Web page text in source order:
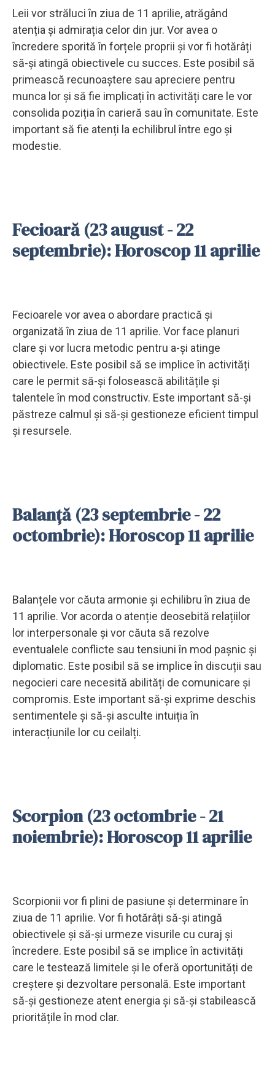
Leii vor străluci în ziua de 11 aprilie, atrăgând
atenția și admirația celor din jur. Vor avea o
încredere sporită în forțele proprii și vor fi hotărâți
să-și atingă obiectivele cu succes. Este posibil să
primească recunoaștere sau apreciere pentru
munca lor și să fie implicați în activități care le vor
consolida poziția în carieră sau în comunitate. Este
important să fie atenți la echilibrul între ego și
modestie.
Fecioară (23 august - 22
septembrie): Horoscop 11 aprilie
Fecioarele vor avea o abordare practică și
organizată în ziua de 11 aprilie. Vor face planuri
clare și vor lucra metodic pentru a-și atinge
obiectivele. Este posibil să se implice în activități
care le permit să-și folosească abilitățile și
talentele în mod constructiv. Este important să-și
păstreze calmul și să-și gestioneze eficient timpul
și resursele.
Balanță (23 septembrie - 22
octombrie): Horoscop 11 aprilie
Balanțele vor căuta armonie și echilibru în ziua de
11 aprilie. Vor acorda o atenție deosebită relațiilor
lor interpersonale și vor căuta să rezolve
eventualele conflicte sau tensiuni în mod pașnic și
diplomatic. Este posibil să se implice în discuții sau
negocieri care necesită abilități de comunicare și
compromis. Este important să-și exprime deschis
sentimentele și să-și asculte intuiția în
interacțiunile lor cu ceilalți.
Scorpion (23 octombrie - 21
noiembrie): Horoscop 11 aprilie
Scorpionii vor fi plini de pasiune și determinare în
ziua de 11 aprilie. Vor fi hotărâți să-și atingă
obiectivele și să-și urmeze visurile cu curaj și
încredere. Este posibil să se implice în activități
care le testează limitele și le oferă oportunități de
creștere și dezvoltare personală. Este important
să-și gestioneze atent energia și să-și stabilească
prioritățile în mod clar.